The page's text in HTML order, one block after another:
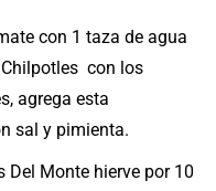
con 1 taza de agua
con los
agrega esta
sal y pimienta.
Del Monte hierve por 10